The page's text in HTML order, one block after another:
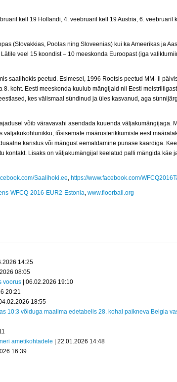
kell 19 Hollandi, 4. veebruaril kell 19 Austria, 6. veebruaril
(Slovakkias, Poolas ning Sloveenias) kui ka Ameerikas ja
veel 15 koondist – 10 meeskonda Euroopast (iga
saalihokis peetud. Esimesel, 1996 Rootsis peetud MM- il
koht. Eesti meeskonda kuulub mängijaid nii Eesti
kes välismaal sündinud ja üles kasvanud, aga
võib väravavahi asendada kuuenda väljakumängijaga.
tõsisemate määrusterikkumiste eest
karistus või mängust eemaldamine punase kaardiga.
kontakt. Lisaks on väljakumängijal keelatud palli mängida käe
Saalihoki.ee, https://www.facebook.com/
WFCQ-2016-EUR2-Estonia, www.floorball.org
14:25
08:05
voorus | 06.02.2026 19:10
20:21
18:55
10:3 võiduga maailma edetabelis 28. kohal paikneva Belgia
ametikohtadele | 22.01.2026 14:48
16:39